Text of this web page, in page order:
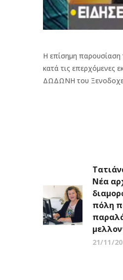
Η επίσημη παρουσίαση
κατά τις επερχόμενες
ΔΩΔΩΝΗ του
Νέα
πόλη
21/11/